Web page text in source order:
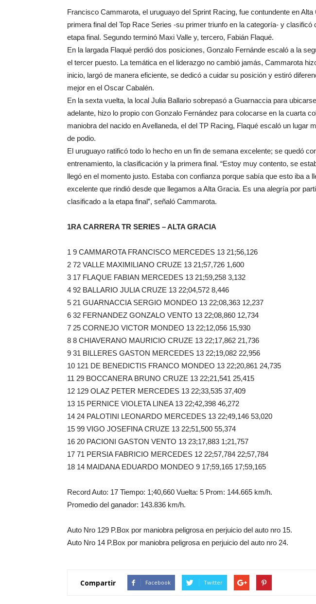
Francisco Cammarota, el uruguayo del Sprint Racing, fue contundente en
primera final del Top Race Series -su primer triunfo en la categoría- y clasificó
etapa final. Segundo terminó Maxi Valle y, tercero, Fabián Flaqué.
En la largada Flaqué perdió dos posiciones, Gonzalo Fernánde escaló a la
el tercer puesto. La temática en el liderazgo no cambió jamás, Cammarota
inicio, largó de manera eficiente, se dedicó a cuidar su posición y estiró
mejor en el Oscar Cabalén.
En la sexta vuelta, la local Julia Ballario sobrepasó a Guarnaccia para
adelante, hizo lo propio con Gonzalo Fernández para colocarse en la cuarta
maniobra del nacido en Avellaneda, el del TP Racing, Flaqué escaló un lugar
de podio.
El uruguayo ratificó todo lo hecho en un fin de semana excelente; se quedó
entrenamiento, la clasificación y la primera final. “Estoy muy contento, se
llegó en el momento justo. Estaba con confianza porque sabía que esto iba a
excelente que rindió desde que llegamos a Alta Gracia. Es una alegría por
clasificado a la etapa final”, señaló Cammarota.
1RA CARRERA TR SERIES – ALTA GRACIA
1 9 CAMMAROTA FRANCISCO MERCEDES 13 21;56,126
2 72 VALLE MAXIMILIANO CRUZE 13 21;57,726 1,600
3 17 FLAQUE FABIAN MERCEDES 13 21;59,258 3,132
4 92 BALLARIO JULIA CRUZE 13 22;04,572 8,446
5 21 GUARNACCIA SERGIO MONDEO 13 22;08,363 12,237
6 32 FERNANDEZ GONZALO VENTO 13 22;08,860 12,734
7 25 CORNEJO VICTOR MONDEO 13 22;12,056 15,930
8 8 CHIAVERANO MAURICIO CRUZE 13 22;17,862 21,736
9 31 BILLERES GASTON MERCEDES 13 22;19,082 22,956
10 121 DE BENEDICTIS FRANCO MONDEO 13 22;20,861 24,735
11 29 BOCCANERA BRUNO CRUZE 13 22;21,541 25,415
12 129 OLAZ PETER MERCEDES 13 22;33,535 37,409
13 15 PERNICE VIOLETA LINEA 13 22;42,398 46,272
14 24 PALOTINI LEONARDO MERCEDES 13 22;49,146 53,020
15 99 VIGO JOSEFINA CRUZE 13 22;51,500 55,374
16 20 PACIONI GASTON VENTO 13 23;17,883 1;21,757
17 71 PERSIA FABRICIO MERCEDES 12 22;57,784 22;57,784
18 14 MAIDANA EDUARDO MONDEO 9 17;59,165 17;59,165
Record Auto: 17 Tiempo: 1;40,660 Vuelta: 5 Prom: 144.665 km/h.
Promedio del ganador: 143.836 km/h.
Auto Nro 129 P.Box por maniobra peligrosa en perjuicio del auto nro 15.
Auto Nro 14 P.Box por maniobra peligrosa en perjuicio del auto nro 24.
Compartir Facebook Twitter